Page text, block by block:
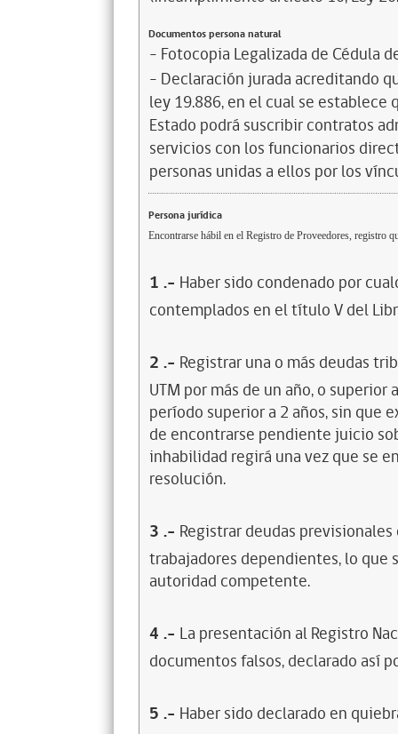
Documentos persona natural
- Fotocopia Legalizada de Cédula
- Declaración jurada acreditando
ley 19.886, en el cual se
Estado podrá suscribir contratos
servicios con los funcionarios
personas unidas a ellos por los
Persona jurídica
Encontrarse hábil en el Registro de Proveedores, registro
1 .- Haber sido condenado por
contemplados en el título V del
2 .- Registrar una o más deudas
UTM por más de un año, o
período superior a 2 años, sin que
de encontrarse pendiente juicio
inhabilidad regirá una vez que se
resolución.
3 .- Registrar deudas
trabajadores dependientes, lo
autoridad competente.
4 .- La presentación al Registro
documentos falsos, declarado así
5 .- Haber sido declarado en